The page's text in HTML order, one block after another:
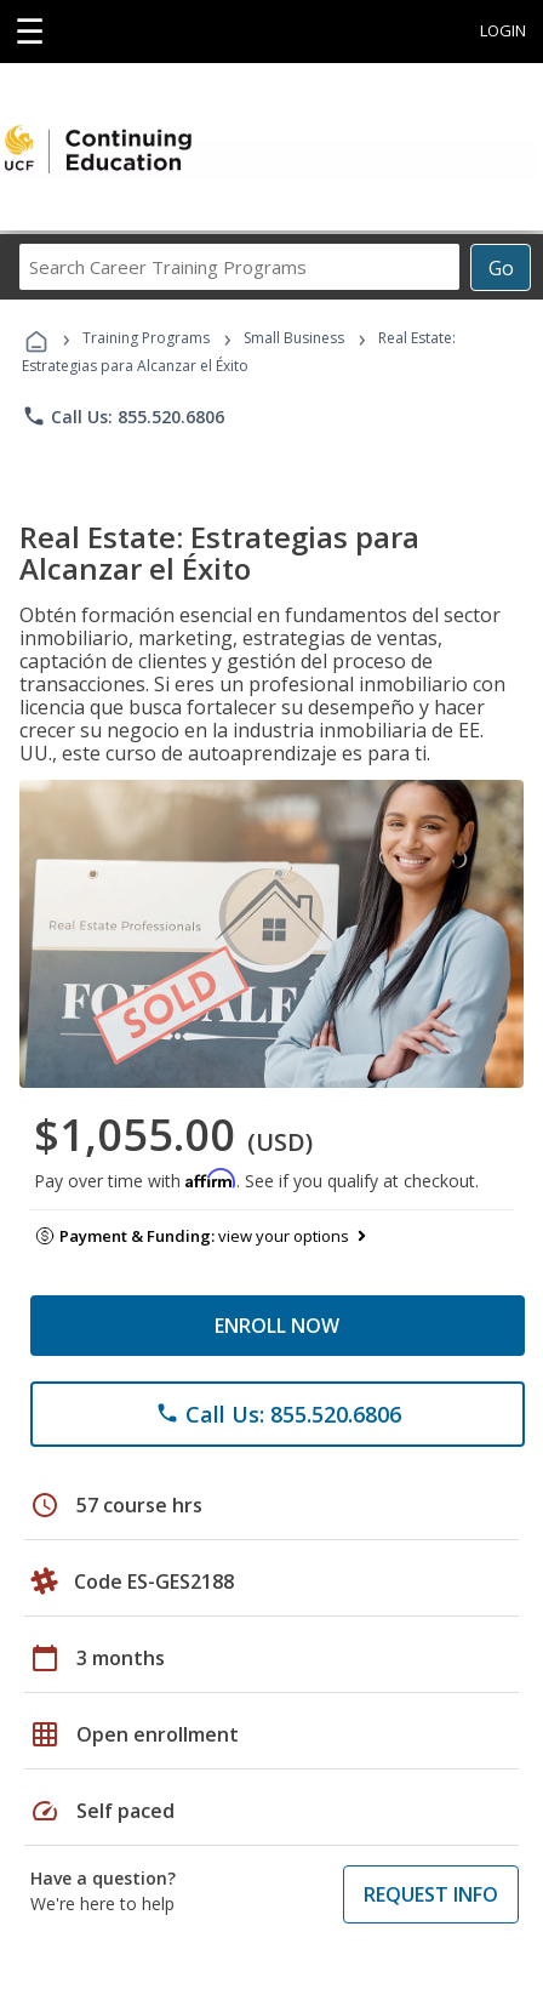
☰ LOGIN
Go
Career
Programs
› Training Programs › Small Business ›
Real Estate:
Estrategias para Alcanzar el Éxito
phone Call Us: 855.520.6806
Real Estate: Estrategias para
Alcanzar el Éxito
Obtén formación esencial en fundamentos del sector
inmobiliario, marketing, estrategias de ventas,
captación de clientes y gestión del proceso de
transacciones. Si eres un profesional inmobiliario con
licencia que busca fortalecer su desempeño y hacer
crecer su negocio en la industria inmobiliaria de EE.
UU., este curso de autoaprendizaje es para ti.
$1,055.00 (USD)
Pay over time with Affirm. See if you qualify at checkout.
Payment & Funding:view your options
ENROLL NOW
phone Call Us: 855.520.6806
schedule 57 course hrs
Code ES-GES2188
calendar_today 3 months
grid_on Open enrollment
speed Self paced
Have a question?
We're here to help
REQUEST INFO